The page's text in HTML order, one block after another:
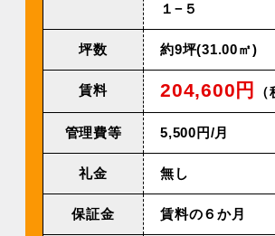
１−５
坪数 約9坪(31.00㎡)
賃料 204,600円
管理費等 5,500円/⽉
礼金 無し
保証金 賃料の６か月